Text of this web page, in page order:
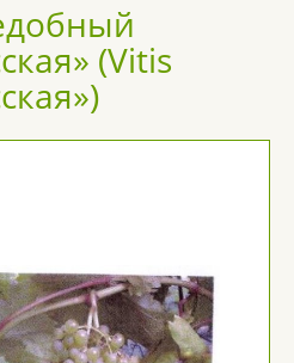
(Vitis